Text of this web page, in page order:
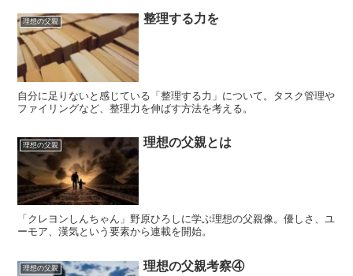
理想の父親 整理する力を
自分に足りないと感じている「整理する力」について。タスク管理や
ファイリングなど、整理力を伸ばす方法を考える。
理想の父親 理想の父親とは
「クレヨンしんちゃん」野原ひろしに学ぶ理想の父親像。優しさ、ユ
ーモア、漢気という要素から連載を開始。
理想の父親 理想の父親考察④